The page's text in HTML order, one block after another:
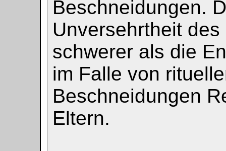
Beschneidungen.
Unversehrtheit
schwerer als die
im Falle von
Beschneidungen
Eltern.